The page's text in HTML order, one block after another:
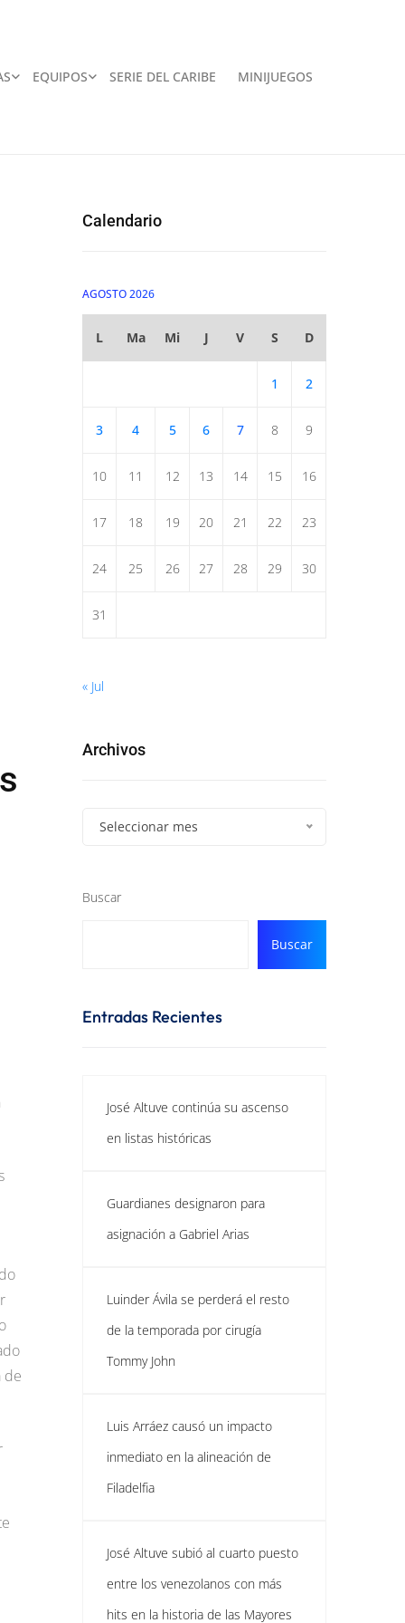
EQUIPOS SERIE DEL CARIBE MINIJUEGOS
de
Calendario
AGOSTO 2026
L Ma Mi J V S D
1 2
3 4 5 6 7 8 9
10 11 12 13 14 15 16
17 18 19 20 21 22 23
24 25 26 27 28 29 30
31
« Jul
Archivos
Seleccionar mes
Buscar
Buscar
Entradas Recientes
José Altuve continúa su ascenso
en listas históricas
Guardianes designaron para
asignación a Gabriel Arias
Luinder Ávila se perderá el resto
de la temporada por cirugía
Tommy John
Luis Arráez causó un impacto
inmediato en la alineación de
Filadelfia
José Altuve subió al cuarto puesto
entre los venezolanos con más
hits en la historia de las Mayores